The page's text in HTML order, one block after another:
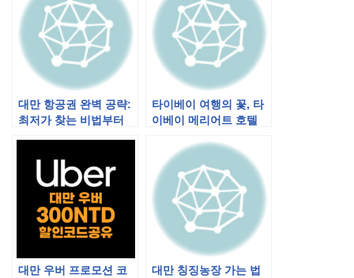
대만 항공권 완벽 공략:
최저가 찾는 비법부터
타이베이 여행의 꽃, 타
이베이 메리어트 호텔
대만 우버 프로모션 코
대만 칭징농장 가는 법